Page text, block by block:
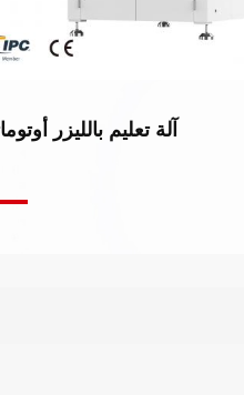
آلة تعليم بالليزر